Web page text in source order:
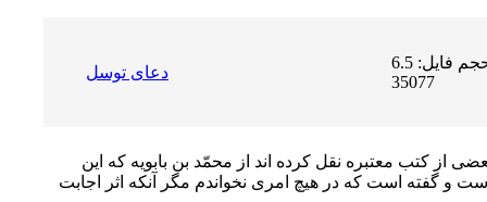
دعاى توسل
حجم فایل: 6.5 MB | دریافت ها:
35077
از كتب معتبره نقل كرده اند از محمّد بن بابويه كه اين
و گفته است كه در هيچ امرى نخواندم مگر آنكه اثر اجابت